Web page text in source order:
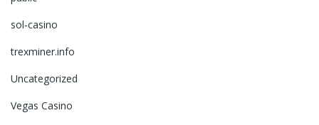
sol-casino
trexminer.info
Uncategorized
Vegas Casino